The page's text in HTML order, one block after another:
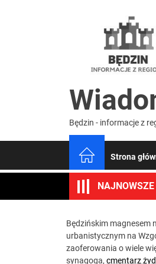
Będzin - informacje z
Strona
Będzińskim magnesem
urbanistycznym na
zaoferowania o wiele
synagoga, cmentarz